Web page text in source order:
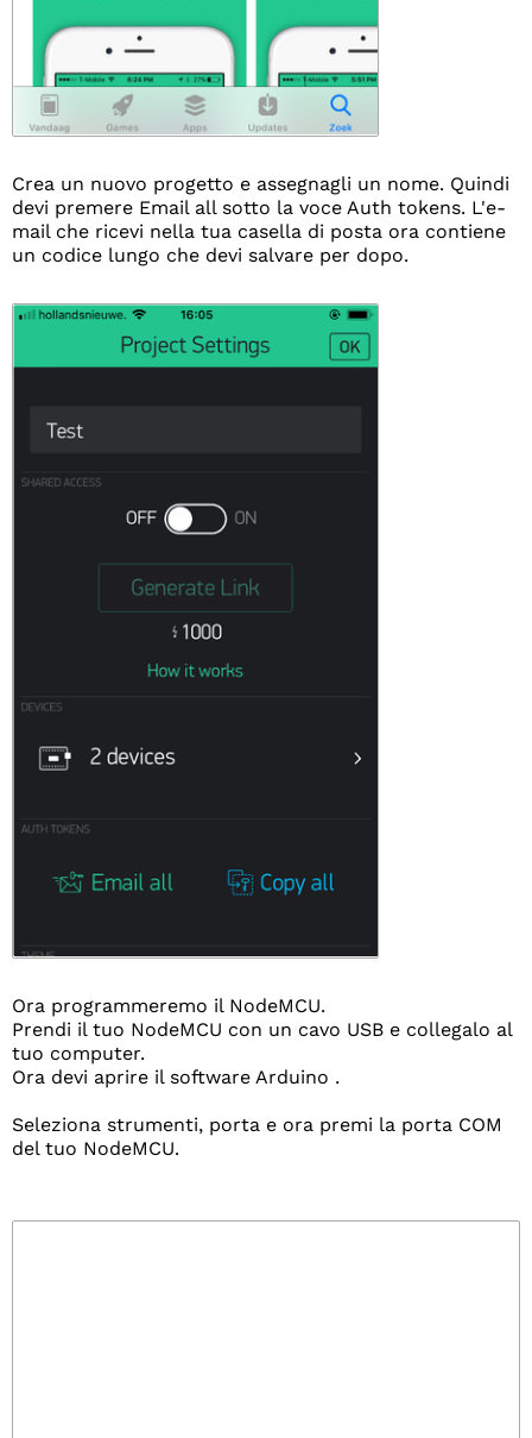
Crea un nuovo progetto e assegnagli un nome. Quindi
devi premere Email all sotto la voce Auth tokens. L'e-
mail che ricevi nella tua casella di posta ora contiene
un codice lungo che devi salvare per dopo.
Ora programmeremo il NodeMCU.
Prendi il tuo NodeMCU con un cavo USB e collegalo al
tuo computer.
Ora devi aprire il software Arduino .
Seleziona strumenti, porta e ora premi la porta COM
del tuo NodeMCU.